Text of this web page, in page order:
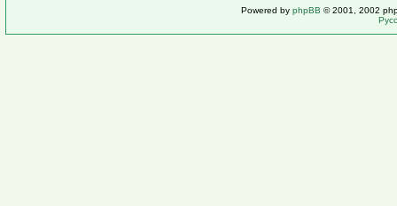
Powered by phpBB © 2001, 2002